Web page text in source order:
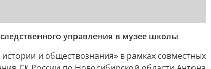
управления в музее школы
и обществознания» в рамках совместных